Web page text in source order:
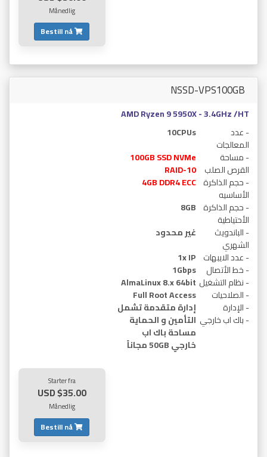
Månedlig
Bestill nå
NSSD-VPS100GB
AMD Ryzen 9 5950X - 3.4GHz /HT
10CPUs
- عدد
المعالجات
100GB SSD NVMe
RAID-10
- مساحة
القرص الصلب
4GB DDR4 ECC - حجم الذاكرة
الأساسيه
8GB - حجم الذاكرة
الأحتياطية
غير محدود
- الباندويث
الشهري
1x IP - عدد الايبهات
1Gbps
- خط الأتصال
AlmaLinux 8.x 64bit - نظام التشغيل
Full Root Access
- الصلاحيات
إدارة متقدمة تشمل
التأمين و الحماية
- الإدارة
مساحة باك اب
خارجي 50GB مجاناً
- باك اب خارجي
Starter fra
$35.00 USD
Månedlig
Bestill nå